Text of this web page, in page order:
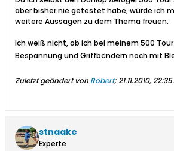
aber bisher nie getestet habe, würde ich
weitere Aussagen zu dem Thema freuen.
Ich weiß nicht, ob ich bei meinem 500
Bespannung und Griffbändern noch mit
Zuletzt geändert von Robert;21.11.2010, 22:35.
stnaake
Experte